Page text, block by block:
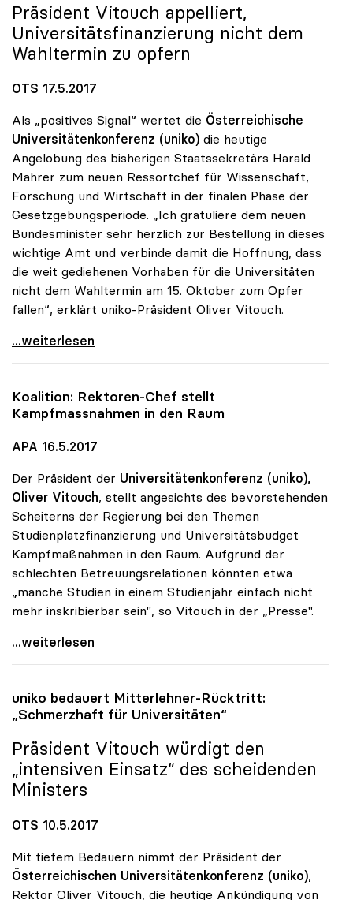
Präsident Vitouch appelliert,
Universitätsfinanzierung nicht dem
Wahltermin zu opfern
OTS 17.5.2017
Als „positives Signal“ wertet die Österreichische
Universitätenkonferenz (uniko) die heutige
Angelobung des bisherigen Staatssekretärs Harald
Mahrer zum neuen Ressortchef für Wissenschaft,
Forschung und Wirtschaft in der finalen Phase der
Gesetzgebungsperiode. „Ich gratuliere dem neuen
Bundesminister sehr herzlich zur Bestellung in dieses
wichtige Amt und verbinde damit die Hoffnung, dass
die weit gediehenen Vorhaben für die Universitäten
nicht dem Wahltermin am 15. Oktober zum Opfer
fallen“, erklärt uniko-Präsident Oliver Vitouch.
Glückwünsche der uniko zur Bestellung von Minister
...weiterlesen
Koalition: Rektoren-Chef stellt
Kampfmassnahmen in den Raum
APA 16.5.2017
Der Präsident der Universitätenkonferenz (uniko),
Oliver Vitouch, stellt angesichts des bevorstehenden
Scheiterns der Regierung bei den Themen
Studienplatzfinanzierung und Universitätsbudget
Kampfmaßnahmen in den Raum. Aufgrund der
schlechten Betreuungsrelationen könnten etwa
„manche Studien in einem Studienjahr einfach nicht
mehr inskribierbar sein", so Vitouch in der „Presse".
Koalition: Rektoren-Chef stellt Kampfmassnahmen in
...weiterlesen
uniko bedauert Mitterlehner-Rücktritt:
„Schmerzhaft für Universitäten“
Präsident Vitouch würdigt den
„intensiven Einsatz“ des scheidenden
Ministers
OTS 10.5.2017
Mit tiefem Bedauern nimmt der Präsident der
Österreichischen Universitätenkonferenz (uniko),
Rektor Oliver Vitouch, die heutige Ankündigung von